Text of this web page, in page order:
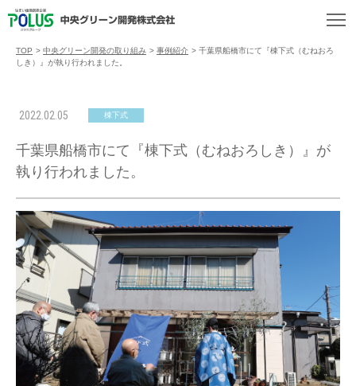
TOP > 中央グリーン開発の取り組み > 事例紹介 > 千葉県船橋市にて『棟下式（むねおろ
しき）』が執り行われました。
2022.02.05 棟下式
千葉県船橋市にて『棟下式（むねおろしき）』が
執り行われました。